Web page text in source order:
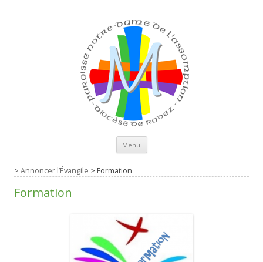
Menu
Aller au contenu principal
> Annoncer l’Évangile > Formation
Formation